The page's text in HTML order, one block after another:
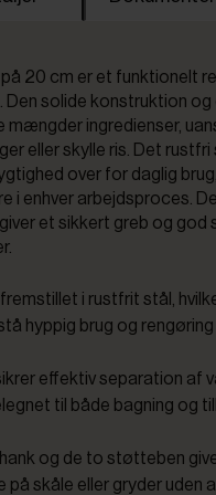
20 cm er et funktionelt
solide konstruktion og
ingredienser,
eller skylle ris. Det rustfri
over for daglig
i enhver arbejdsproces.
et sikkert greb og god
i rustfrit stål,
hyppig brug og rengøring
effektiv separation af
til både bagning og
og de to støtteben
på skåle eller gryder uden